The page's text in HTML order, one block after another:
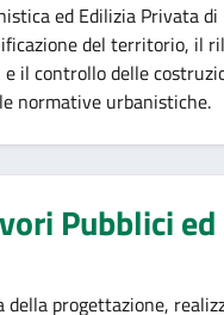
ed Edilizia Privata
del territorio, il
e il controllo delle
normative urbanistiche.
Pubblici ed
della progettazione,